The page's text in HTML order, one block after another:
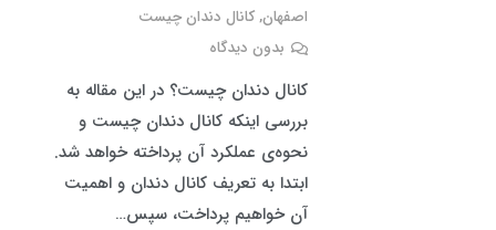
اصفهان,کانال دندان چیست
بدون دیدگاه
کانال دندان چیست؟ در این مقاله به
بررسی اینکه کانال دندان چیست و
نحوه‌ی عملکرد آن پرداخته خواهد شد.
ابتدا به تعریف کانال دندان و اهمیت
آن خواهیم پرداخت، سپس…